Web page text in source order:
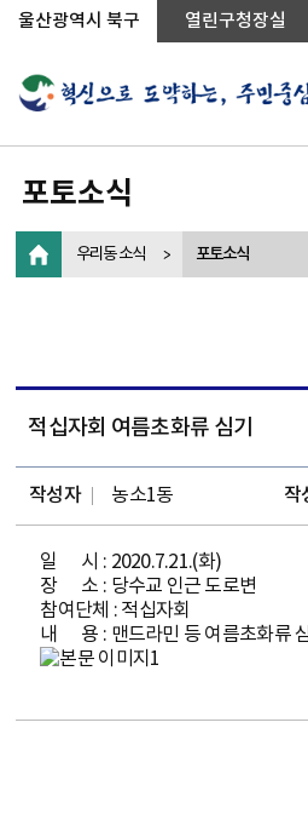
상단메뉴로 바로가기
전체메뉴로 바로가기
왼쪽메뉴로 바로가기
본문으로 바로가기
울산광역시 북구 열린구청장실
포토소식
우리동 소식 포토소식
적십자회 여름초화류 심기
작성자 농소1동 작
일 시 : 2020.7.21.(화)
장 소 : 당수교 인근 도로변
참여단체 : 적십자회
내 용 : 맨드라민 등 여름초화류